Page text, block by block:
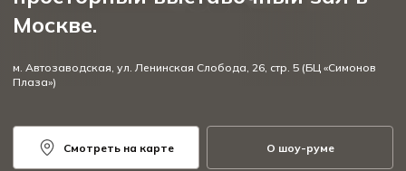
Москве.
м. Автозаводская, ул. Ленинская Слобода, 26, стр. 5 (БЦ «Симонов
Плаза»)
Смотреть на карте О шоу-руме